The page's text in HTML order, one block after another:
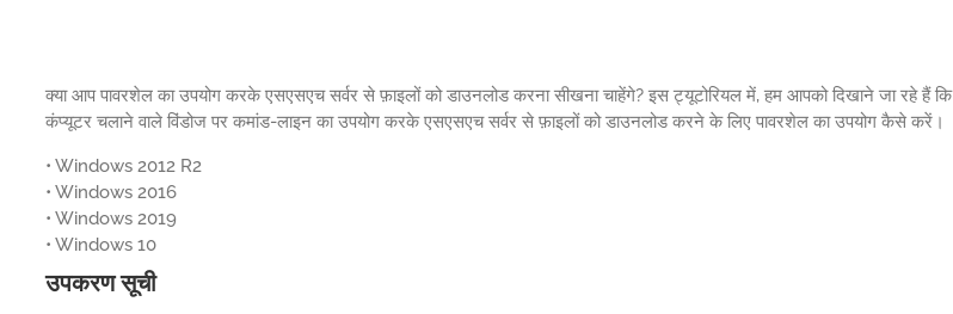
क्या आप पावरशेल का उपयोग करके एसएसएच सर्वर से फ़ाइलों को डाउनलोड करना सीखना चाहेंगे? इस ट्यूटोरियल में, हम आपको दिखाने जा रहे हैं कि
कंप्यूटर चलाने वाले विंडोज पर कमांड-लाइन का उपयोग करके एसएसएच सर्वर से फ़ाइलों को डाउनलोड करने के लिए पावरशेल का उपयोग कैसे करें।
• Windows 2012 R2
• Windows 2016
• Windows 2019
• Windows 10
उपकरण सूची